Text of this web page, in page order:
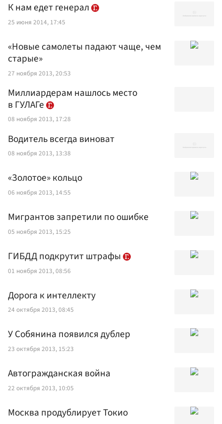
К нам едет генерал
25 июня 2014, 17:45
«Новые самолеты падают чаще, чем
старые»
27 ноября 2013, 20:53
Миллиардерам нашлось место
в ГУЛАГе
08 ноября 2013, 17:28
Водитель всегда виноват
08 ноября 2013, 13:38
«Золотое» кольцо
06 ноября 2013, 14:55
Мигрантов запретили по ошибке
05 ноября 2013, 15:25
ГИБДД подкрутит штрафы
01 ноября 2013, 08:56
Дорога к интеллекту
24 октября 2013, 08:45
У Собянина появился дублер
23 октября 2013, 15:23
Автогражданская война
22 октября 2013, 10:05
Москва продублирует Токио